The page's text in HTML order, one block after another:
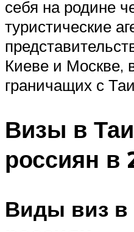
себя на родине
туристические
Киеве и Москве,
граничащих с
Визы в
россиян в
Виды виз в